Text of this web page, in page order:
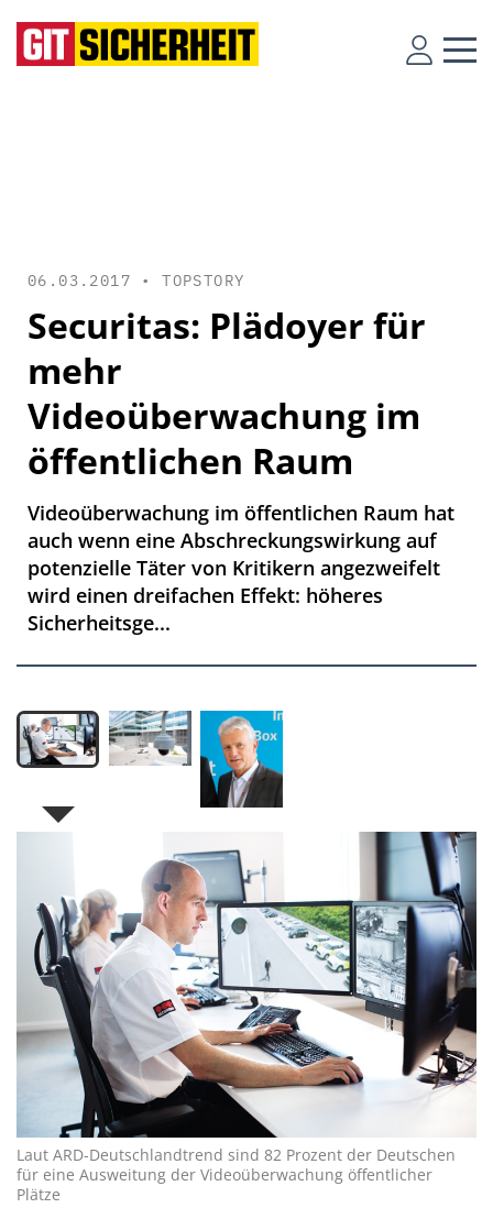
06.03.2017 •TOPSTORY
Securitas: Plädoyer für
mehr
Videoüberwachung im
öffentlichen Raum
Videoüberwachung im öffentlichen Raum hat
auch wenn eine Abschreckungswirkung auf
potenzielle Täter von Kritikern angezweifelt
wird einen dreifachen Effekt: höheres
Sicherheitsge...
Laut ARD-Deutschlandtrend sind 82 Prozent der Deutschen
für eine Ausweitung der Videoüberwachung ­öffentlicher
Plätze